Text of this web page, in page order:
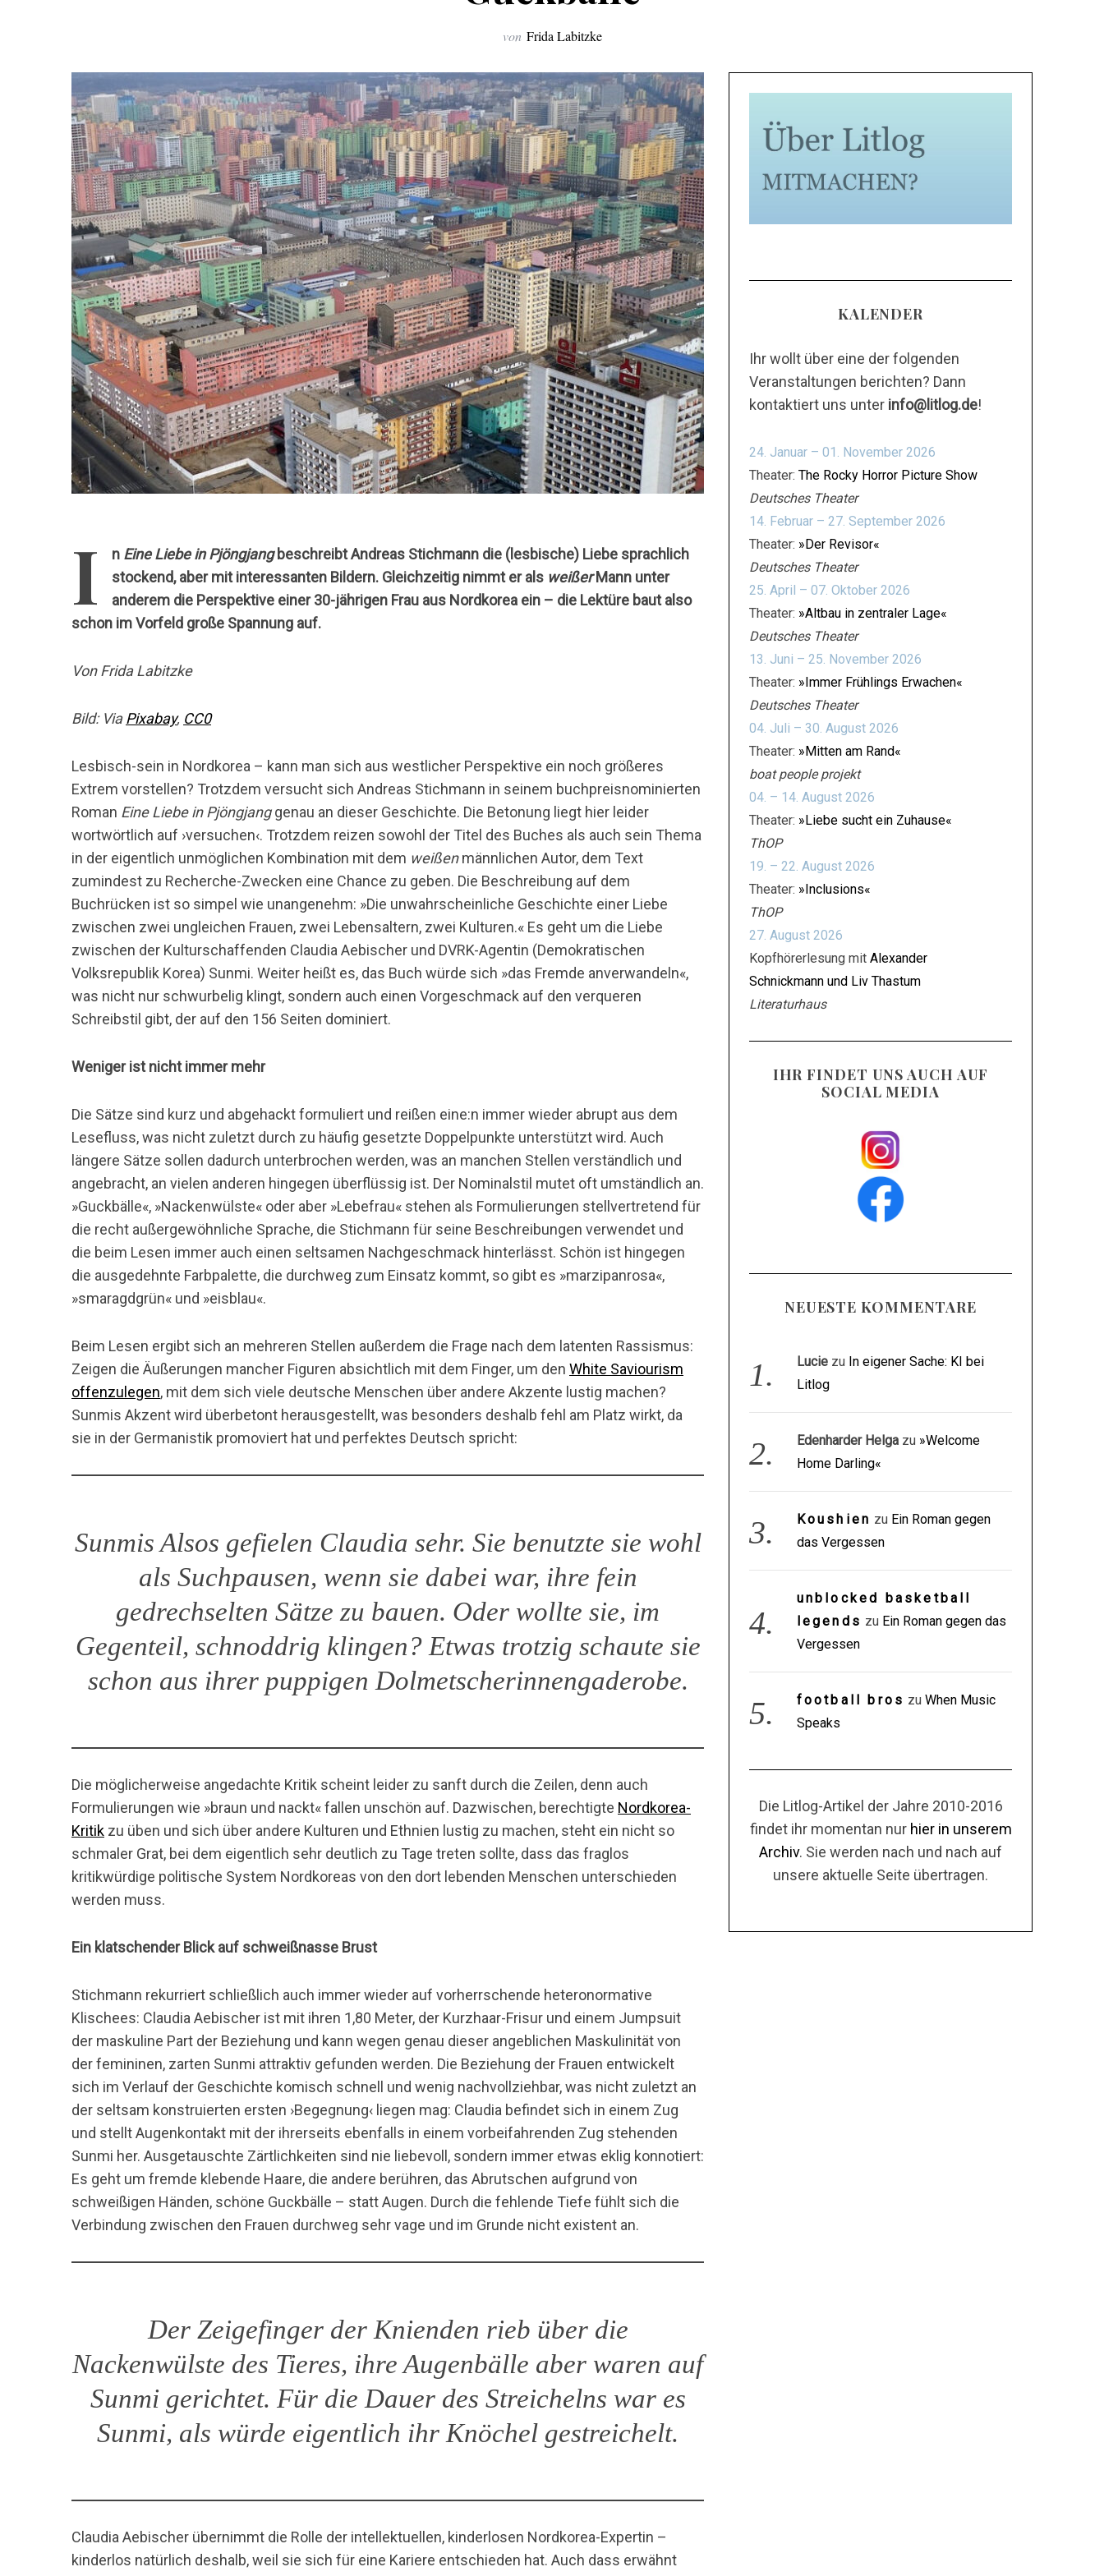
von Frida Labitzke
I n Eine Liebe in Pjöngjang beschreibt Andreas Stichmann die (lesbische) Liebe sprachlich
stockend, aber mit interessanten Bildern. Gleichzeitig nimmt er als weißerMann unter
anderem die Perspektive einer 30-jährigen Frau aus Nordkorea ein – die Lektüre baut also
schon im Vorfeld große Spannung auf.
Von Frida Labitzke
Bild: ViaPixabay, CC0
Lesbisch-sein in Nordkorea – kann man sich aus westlicher Perspektive ein noch größeres
Extrem vorstellen? Trotzdem versucht sich Andreas Stichmann in seinem buchpreisnominierten
Roman Eine Liebe in Pjöngjanggenau an dieser Geschichte. Die Betonung liegt hier leider
wortwörtlich auf ›versuchen‹. Trotzdem reizen sowohl der Titel des Buches als auch sein Thema
in der eigentlich unmöglichen Kombination mit dem weißenmännlichen Autor, dem Text
zumindest zu Recherche-Zwecken eine Chance zu geben. Die Beschreibung auf dem
Buchrücken ist so simpel wie unangenehm: »Die unwahrscheinliche Geschichte einer Liebe
zwischen zwei ungleichen Frauen, zwei Lebensaltern, zwei Kulturen.« Es geht um die Liebe
zwischen der Kulturschaffenden Claudia Aebischer und DVRK-Agentin (Demokratischen
Volksrepublik Korea) Sunmi. Weiter heißt es, das Buch würde sich »das Fremde anverwandeln«,
was nicht nur schwurbelig klingt, sondern auch einen Vorgeschmack auf den verqueren
Schreibstil gibt, der auf den 156 Seiten dominiert.
Weniger ist nicht immer mehr
Die Sätze sind kurz und abgehackt formuliert und reißen eine:n immer wieder abrupt aus dem
Lesefluss, was nicht zuletzt durch zu häufig gesetzte Doppelpunkte unterstützt wird. Auch
längere Sätze sollen dadurch unterbrochen werden, was an manchen Stellen verständlich und
angebracht, an vielen anderen hingegen überflüssig ist. Der Nominalstil mutet oft umständlich an.
»Guckbälle«, »Nackenwülste« oder aber »Lebefrau« stehen als Formulierungen stellvertretend für
die recht außergewöhnliche Sprache, die Stichmann für seine Beschreibungen verwendet und
die beim Lesen immer auch einen seltsamen Nachgeschmack hinterlässt. Schön ist hingegen
die ausgedehnte Farbpalette, die durchweg zum Einsatz kommt, so gibt es »marzipanrosa«,
»smaragdgrün« und »eisblau«.
Beim Lesen ergibt sich an mehreren Stellen außerdem die Frage nach dem latenten Rassismus:
Zeigen die Äußerungen mancher Figuren absichtlich mit dem Finger, um den White Saviourism
offenzulegen, mit dem sich viele deutsche Menschen über andere Akzente lustig machen?
Sunmis Akzent wird überbetont herausgestellt, was besonders deshalb fehl am Platz wirkt, da
sie in der Germanistik promoviert hat und perfektes Deutsch spricht:
Sunmis Alsos gefielen Claudia sehr. Sie benutzte sie wohl
als Suchpausen, wenn sie dabei war, ihre fein
gedrechselten Sätze zu bauen. Oder wollte sie, im
Gegenteil, schnoddrig klingen? Etwas trotzig schaute sie
schon aus ihrer puppigen Dolmetscherinnengaderobe.
Die möglicherweise angedachte Kritik scheint leider zu sanft durch die Zeilen, denn auch
Formulierungen wie »braun und nackt« fallen unschön auf. Dazwischen, berechtigte Nordkorea-
Kritik zu üben und sich über andere Kulturen und Ethnien lustig zu machen, steht ein nicht so
schmaler Grat, bei dem eigentlich sehr deutlich zu Tage treten sollte, dass das fraglos
kritikwürdige politische System Nordkoreas von den dort lebenden Menschen unterschieden
werden muss.
Ein klatschender Blick auf schweißnasse Brust
Stichmann rekurriert schließlich auch immer wieder auf vorherrschende heteronormative
Klischees: Claudia Aebischer ist mit ihren 1,80 Meter, der Kurzhaar-Frisur und einem Jumpsuit
der maskuline Part der Beziehung und kann wegen genau dieser angeblichen Maskulinität von
der femininen, zarten Sunmi attraktiv gefunden werden. Die Beziehung der Frauen entwickelt
sich im Verlauf der Geschichte komisch schnell und wenig nachvollziehbar, was nicht zuletzt an
der seltsam konstruierten ersten ›Begegnung‹ liegen mag: Claudia befindet sich in einem Zug
und stellt Augenkontakt mit der ihrerseits ebenfalls in einem vorbeifahrenden Zug stehenden
Sunmi her. Ausgetauschte Zärtlichkeiten sind nie liebevoll, sondern immer etwas eklig konnotiert:
Es geht um fremde klebende Haare, die andere berühren, das Abrutschen aufgrund von
schweißigen Händen, schöne Guckbälle – statt Augen. Durch die fehlende Tiefe fühlt sich die
Verbindung zwischen den Frauen durchweg sehr vage und im Grunde nicht existent an.
Der Zeigefinger der Knienden rieb über die
Nackenwülste des Tieres, ihre Augenbälle aber waren auf
Sunmi gerichtet. Für die Dauer des Streichelns war es
Sunmi, als würde eigentlich ihr Knöchel gestreichelt.
Claudia Aebischer übernimmt die Rolle der intellektuellen, kinderlosen Nordkorea-Expertin –
kinderlos natürlich deshalb, weil sie sich für eine Kariere entschieden hat. Auch dass erwähnt
KALENDER
Ihr wollt über eine der folgenden
Veranstaltungen berichten? Dann
kontaktiert uns unter info@litlog.de!
24. Januar – 01. November 2026
Theater: The Rocky Horror Picture Show
Deutsches Theater
14. Februar – 27. September 2026
Theater: »Der Revisor«
Deutsches Theater
25. April – 07. Oktober 2026
Theater: »Altbau in zentraler Lage«
Deutsches Theater
13. Juni – 25. November 2026
Theater: »Immer Frühlings Erwachen«
Deutsches Theater
04. Juli – 30. August 2026
Theater: »Mitten am Rand«
boat people projekt
04. – 14. August 2026
Theater: »Liebe sucht ein Zuhause«
ThOP
19. – 22. August 2026
Theater: »Inclusions«
ThOP
27. August 2026
Kopfhörerlesung mit Alexander
Schnickmann und Liv Thastum
Literaturhaus
IHR FINDET UNS AUCH AUF
SOCIAL MEDIA
NEUESTE KOMMENTARE
Luciezu In eigener Sache: KI bei
Litlog
Edenharder Helgazu »Welcome
Home Darling«
Koushien zu Ein Roman gegen
das Vergessen
unblocked basketball
legends zu Ein Roman gegen das
Vergessen
football bros zuWhen Music
Speaks
Die Litlog-Artikel der Jahre 2010-2016
findet ihr momentan nur hier in unserem
Archiv. Sie werden nach und nach auf
unsere aktuelle Seite übertragen.
S
u
c
h
n
n
h
: